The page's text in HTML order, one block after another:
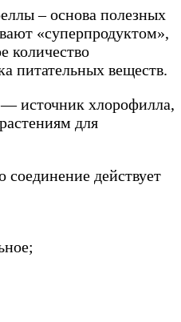
– основа полезных
«суперпродуктом»,
количество
питательных веществ.
источник хлорофилла,
для
соединение действует